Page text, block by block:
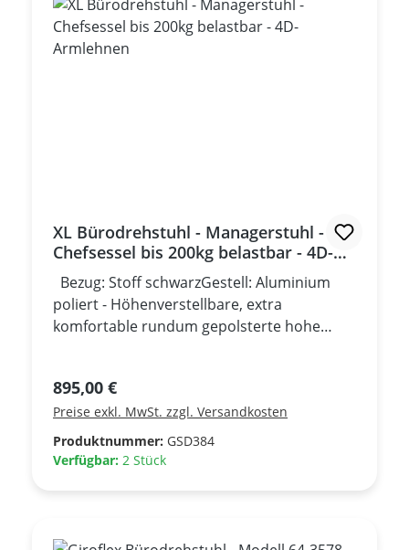
XL Bürodrehstuhl - Managerstuhl -
Chefsessel bis 200kg belastbar - 4D-
Armlehnen
Bezug: Stoff schwarzGestell: Aluminium
poliert - Höhenverstellbare, extra
komfortable rundum gepolsterte hohe
Höhe, Tiefe und Breite verstellbar +
schwenkbar - Komfortsitz durch extra
starke Polsterung - Höhen- und
Breitenverstellbare Armlehnen -
Belastbarkeit: 200 kg Auf diesem XL-
Regulärer Preis:
895,00 €
Preise exkl. MwSt. zzgl. Versandkosten
Produktnummer: GSD384
Verfügbar: 2 Stück